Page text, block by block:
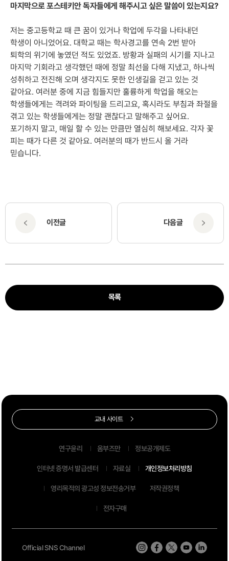
마지막으로 포스테키안 독자들에게 해주시고 싶은 말씀이 있는지요?
저는 중고등학교 때 큰 꿈이 있거나 학업에 두각을 나타내던
학생이 아니었어요. 대학교 때는 학사경고를 연속 2번 받아
퇴학의 위기에 놓였던 적도 있었죠. 방황과 실패의 시기를 지나고
마지막 기회라고 생각했던 때에 정말 최선을 다해 지냈고, 하나씩
성취하고 전진해 오며 생각지도 못한 인생길을 걷고 있는 것
같아요. 여러분 중에 지금 힘들지만 훌륭하게 학업을 해오는
학생들에게는 격려와 파이팅을 드리고요, 혹시라도 부침과 좌절을
겪고 있는 학생들에게는 정말 괜찮다고 말해주고 싶어요.
포기하지 말고, 매일 할 수 있는 만큼만 열심히 해보세요. 각자 꽃
피는 때가 다른 것 같아요. 여러분의 때가 반드시 올 거라
믿습니다.
이전글 다음글
목록
Official SNS Channel
연구윤리 옴부즈만 정보공개제도
인터넷 증명서 발급센터 자료실 개인정보처리방침
영리목적의 광고성 정보전송거부 저작권정책
전자구매
교내 사이트